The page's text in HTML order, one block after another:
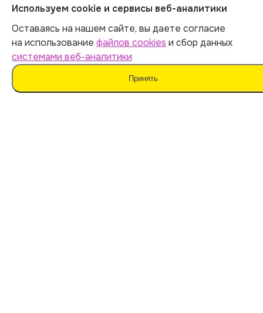
ОГРНИП 312547621900150
ИНН 540535727161
Политика обработки персональных данных
Используем cookie и сервисы веб-аналитики
Оставаясь на нашем сайте, вы даете согласие
на использование файлов cookies и сбор данных
системами веб-аналитики
Принять